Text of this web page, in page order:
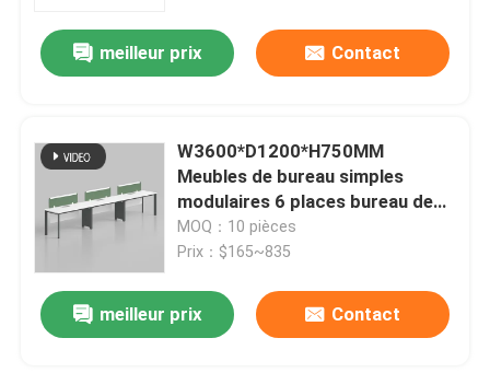
meilleur prix Contact
W3600*D1200*H750MM
Meubles de bureau simples
modulaires 6 places bureau de
bureau de bureau de bureau de
bureau de bureau de bureau de
MOQ：10 pièces
Prix：$165~835
meilleur prix Contact